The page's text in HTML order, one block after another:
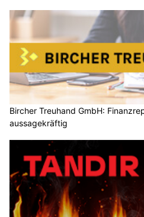
Bircher Treuhand GmbH:
aussagekräftig